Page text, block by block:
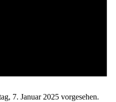
7. Januar 2025 vorgesehen.